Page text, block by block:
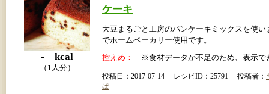
- kcal
（1人分）
ケーキ
大豆まるごと工房のパンケーキミックスを使い
でホームベーカリー使用です。
控えめ： ※食材データが不足のため、表示で
投稿日：2017-07-14 レシピID：25791 投稿者：
ぱ